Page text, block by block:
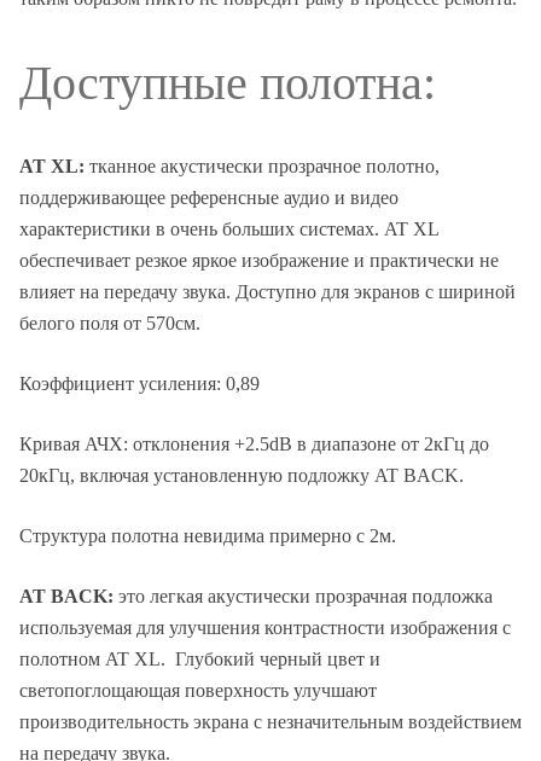
Доступные полотна:
AT XL: тканное акустически прозрачное полотно,
поддерживающее референсные аудио и видео
характеристики в очень больших системах. AT XL
обеспечивает резкое яркое изображение и практически не
влияет на передачу звука. Доступно для экранов с шириной
белого поля от 570см.
Коэффициент усиления: 0,89
Кривая АЧХ: отклонения +2.5dB в диапазоне от 2кГц до
20кГц, включая установленную подложку AT BACK.
Структура полотна невидима примерно с 2м.
AT BACK: это легкая акустически прозрачная подложка
используемая для улучшения контрастности изображения с
полотном AT XL. Глубокий черный цвет и
светопоглощающая поверхность улучшают
производительность экрана с незначительным воздействием
на передачу звука.